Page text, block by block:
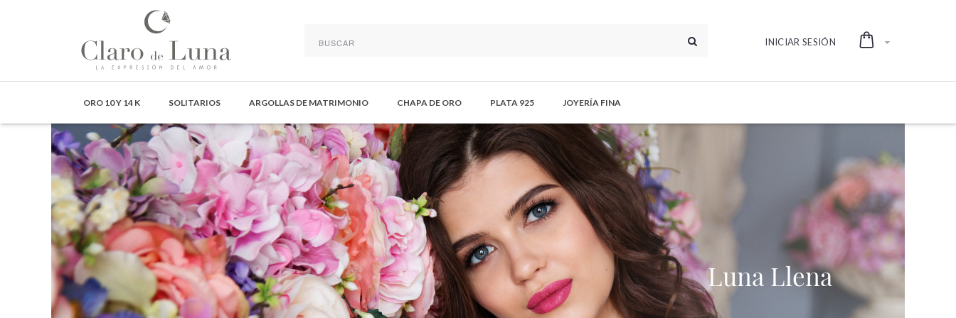
Claro
de
Luna
Joyería
-
La
Expresión
del
Amor
INICIAR SESIÓN
ORO 10 Y 14 K SOLITARIOS ARGOLLAS DE MATRIMONIO CHAPA DE ORO PLATA 925 JOYERÍA FINA